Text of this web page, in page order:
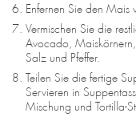
Enfernen Sie den Mais
Vermischen Sie die
Avocado,
Salz und Pfeffer.
Teilen Sie die fertige
Servieren in
Mischung und Tortilla-